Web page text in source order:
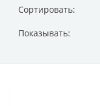
Сортировать:
Показывать: